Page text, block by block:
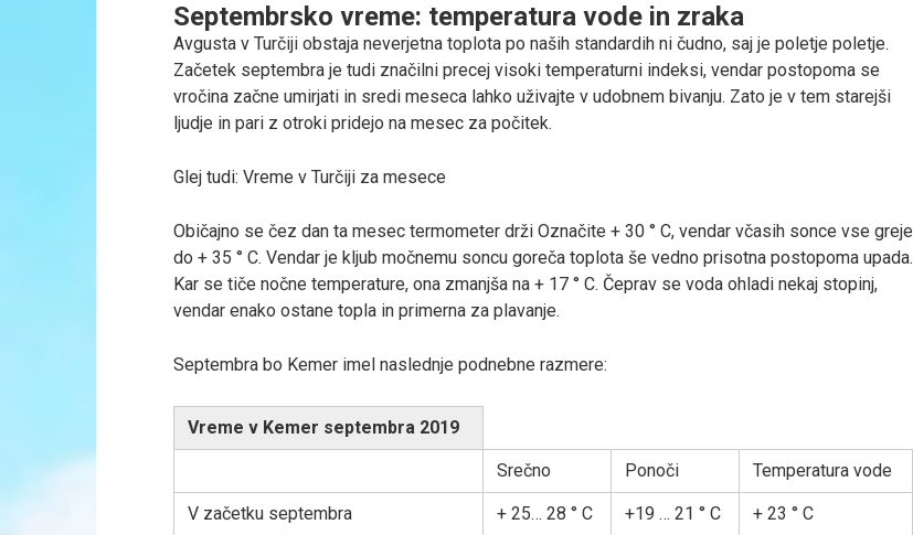
Septembrsko vreme: temperatura vode in zraka
Avgusta v Turčiji obstaja neverjetna toplota po naših standardih ni čudno, saj je poletje poletje.
Začetek septembra je tudi značilni precej visoki temperaturni indeksi, vendar postopoma se
vročina začne umirjati in sredi meseca lahko uživajte v udobnem bivanju. Zato je v tem starejši
ljudje in pari z otroki pridejo na mesec za počitek.
Glej tudi: Vreme v Turčiji za mesece
Običajno se čez dan ta mesec termometer drži Označite + 30 ° C, vendar včasih sonce vse greje
do + 35 ° C. Vendar je kljub močnemu soncu goreča toplota še vedno prisotna postopoma upada.
Kar se tiče nočne temperature, ona zmanjša na + 17 ° C. Čeprav se voda ohladi nekaj stopinj,
vendar enako ostane topla in primerna za plavanje.
Septembra bo Kemer imel naslednje podnebne razmere:
Vreme v Kemer septembra 2019
Srečno Ponoči Temperatura vode
V začetku septembra + 25… 28 ° C +19 … 21 ° C + 23 ° C